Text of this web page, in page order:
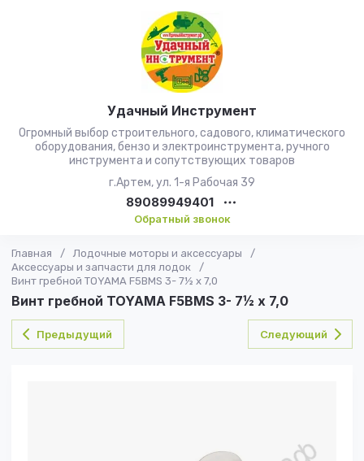
Удачный Инструмент
Огромный выбор строительного, садового, климатического
оборудования, бензо и электроинструмента, ручного
инструмента и сопутствующих товаров
г.Артем, ул. 1-я Рабочая 39
89089949401
Обратный звонок
Главная / Лодочные моторы и аксессуары
/
Аксессуары и запчасти для лодок
/
Винт гребной TOYAMA F5BMS 3- 7½ x 7,0
Винт гребной TOYAMA F5BMS 3- 7½ x 7,0
Предыдущий Следующий